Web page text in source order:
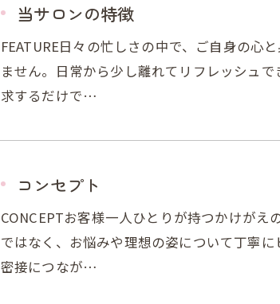
当サロンの特徴
FEATURE日々の忙しさの中で、ご自身の心
ません。日常から少し離れてリフレッシュ
求するだけで…
コンセプト
CONCEPTお客様一人ひとりが持つかけが
ではなく、お悩みや理想の姿について丁寧
密接につなが…